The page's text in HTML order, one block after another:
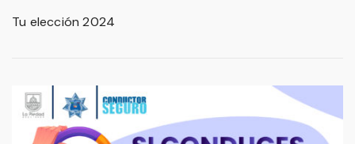
Tu elección 2024